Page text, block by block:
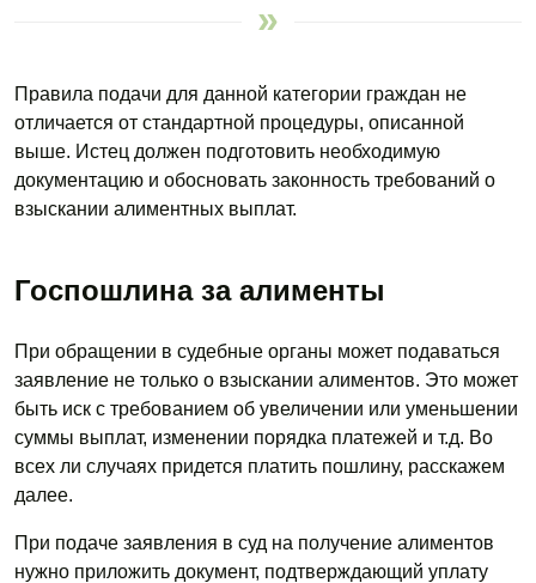
Правила подачи для данной категории граждан не
отличается от стандартной процедуры, описанной
выше. Истец должен подготовить необходимую
документацию и обосновать законность требований о
взыскании алиментных выплат.
Госпошлина за алименты
При обращении в судебные органы может подаваться
заявление не только о взыскании алиментов. Это может
быть иск с требованием об увеличении или уменьшении
суммы выплат, изменении порядка платежей и т.д. Во
всех ли случаях придется платить пошлину, расскажем
далее.
При подаче заявления в суд на получение алиментов
нужно приложить документ, подтверждающий уплату